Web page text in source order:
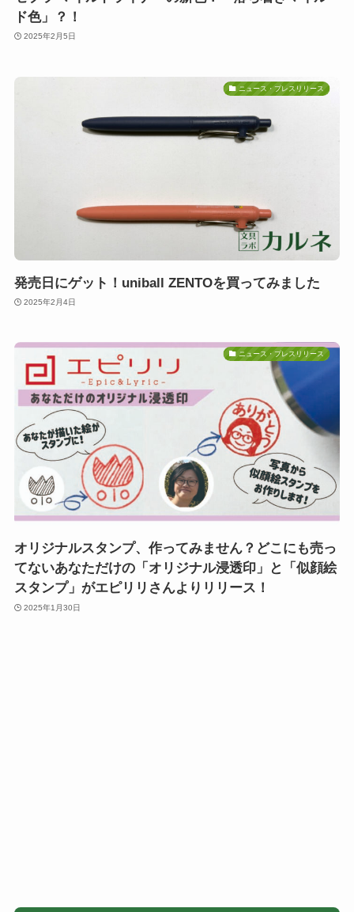
ド色」？！
2025年2月5日
ニュース・プレスリリース
発売日にゲット！uniball ZENTOを買ってみました
2025年2月4日
ニュース・プレスリリース
オリジナルスタンプ、作ってみません？どこにも売っ
てないあなただけの「オリジナル浸透印」と「似顔絵
スタンプ」がエピリリさんよりリリース！
2025年1月30日